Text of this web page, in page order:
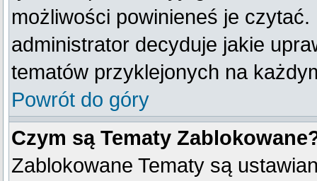
możliwości powinieneś je czytać.
administrator decyduje jakie
tematów przyklejonych na
Powrót do góry
Czym są Tematy
Zablokowane Tematy są